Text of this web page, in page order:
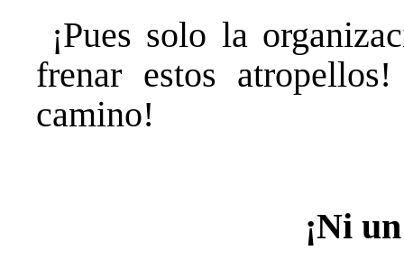
¡Pues solo la
frenar estos
camino!
¡Ni